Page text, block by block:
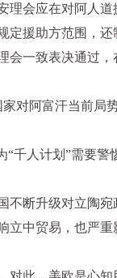
会应在对阿人
援助方范围，
一致表决通过
对阿富汗当前局
千人计划”需要警
断升级对立陶
中贸易，也严重